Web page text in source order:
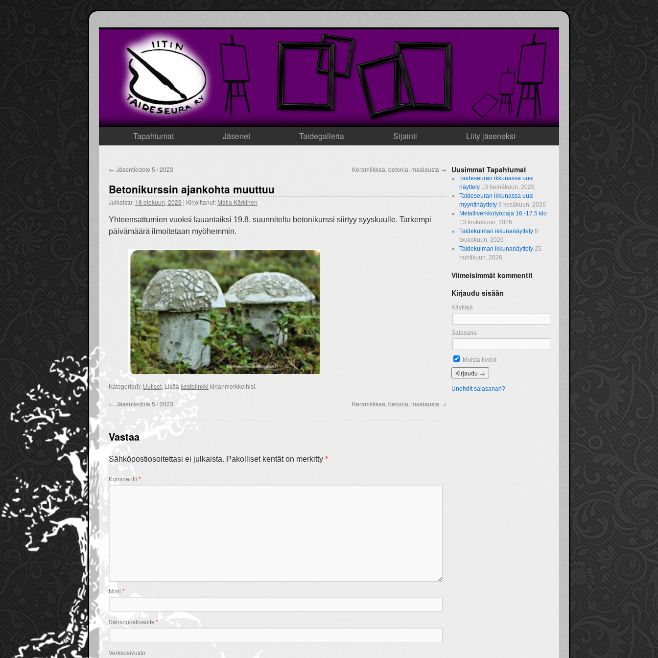
SiirryTapahtumat Jäsenet Taidegalleria Sijainti Liity jäseneksi
← Jäsentiedote 5 / 2023 Keramiikkaa, betonia, maalausta →
Betonikurssin ajankohta muuttuu
Julkaistu: 18 elokuun, 2023 | Kirjoittanut: Malla Kärkinen
Yhteensattumien vuoksi lauantaiksi 19.8. suunniteltu betonikurssi siirtyy syyskuulle. Tarkempi
päivämäärä ilmoitetaan myöhemmin.
Kategoria(t): Uutiset. Lisää kestolinkki kirjanmerkkeihisi.
← Jäsentiedote 5 / 2023 Keramiikkaa, betonia, maalausta →
Vastaa
Sähköpostiosoitettasi ei julkaista. Pakolliset kentät on merkitty *
Kommentti *
Nimi *
Sähköpostiosoite *
Verkkosivusto
Uusimmat Tapahtumat
Taideseuran ikkunassa uusi
näyttely 13 heinäkuun, 2026
Taideseuran ikkunassa uusi
myyntinäyttely 9 kesäkuun, 2026
Metalliverkkotyöpaja 16.-17.5 klo
13 toukokuun, 2026
Taidekulman ikkunanäyttely 8
toukokuun, 2026
Taidekulman ikkunanäyttely 25
huhtikuun, 2026
Viimeisimmät kommentit
Kirjaudu sisään
Käyttäjä
Salasana
Muista tiedot
Unohdit salasanan?